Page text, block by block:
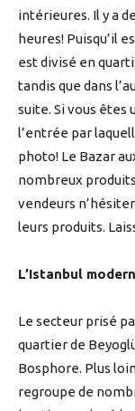
intérieures. Il y a
heures! Puisqu’il
est divisé en
tandis que dans
suite. Si vous êtes
l’entrée par
photo! Le Bazar
nombreux
vendeurs
leurs produits.
L’Istanbul
Le secteur prisé
quartier de
Bosphore. Plus
regroupe de